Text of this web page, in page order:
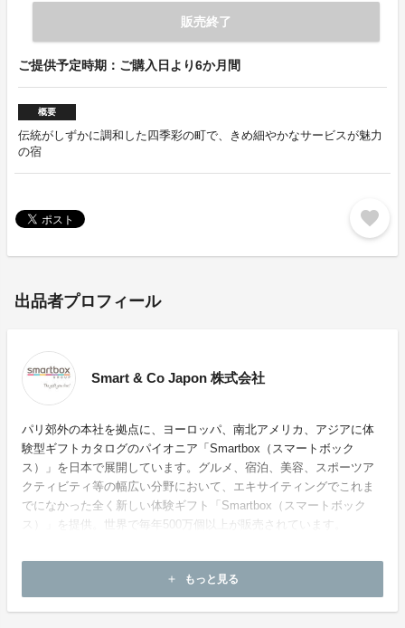
販売終了
ご提供予定時期：ご購入日より6か月間
概要
伝統がしずかに調和した四季彩の町で、きめ細やかなサービスが魅力
の宿
favorite
出品者プロフィール
Smart & Co Japon 株式会社
パリ郊外の本社を拠点に、ヨーロッパ、南北アメリカ、アジアに体
験型ギフトカタログのパイオニア「Smartbox（スマートボック
ス）」を日本で展開しています。グルメ、宿泊、美容、スポーツア
クティビティ等の幅広い分野において、エキサイティングでこれま
でになかった全く新しい体験ギフト「Smartbox（スマートボック
ス）」を提供。世界で毎年500万個以上が販売されています。
add もっと見る